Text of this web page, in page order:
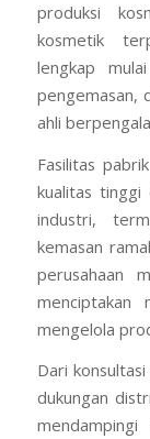
produksi
kosmetik
lengkap
pengemasan,
ahli
Fasilitas
kualitas tinggi
industri,
kemasan
perusahaan
mengelola
Dari
dukungan